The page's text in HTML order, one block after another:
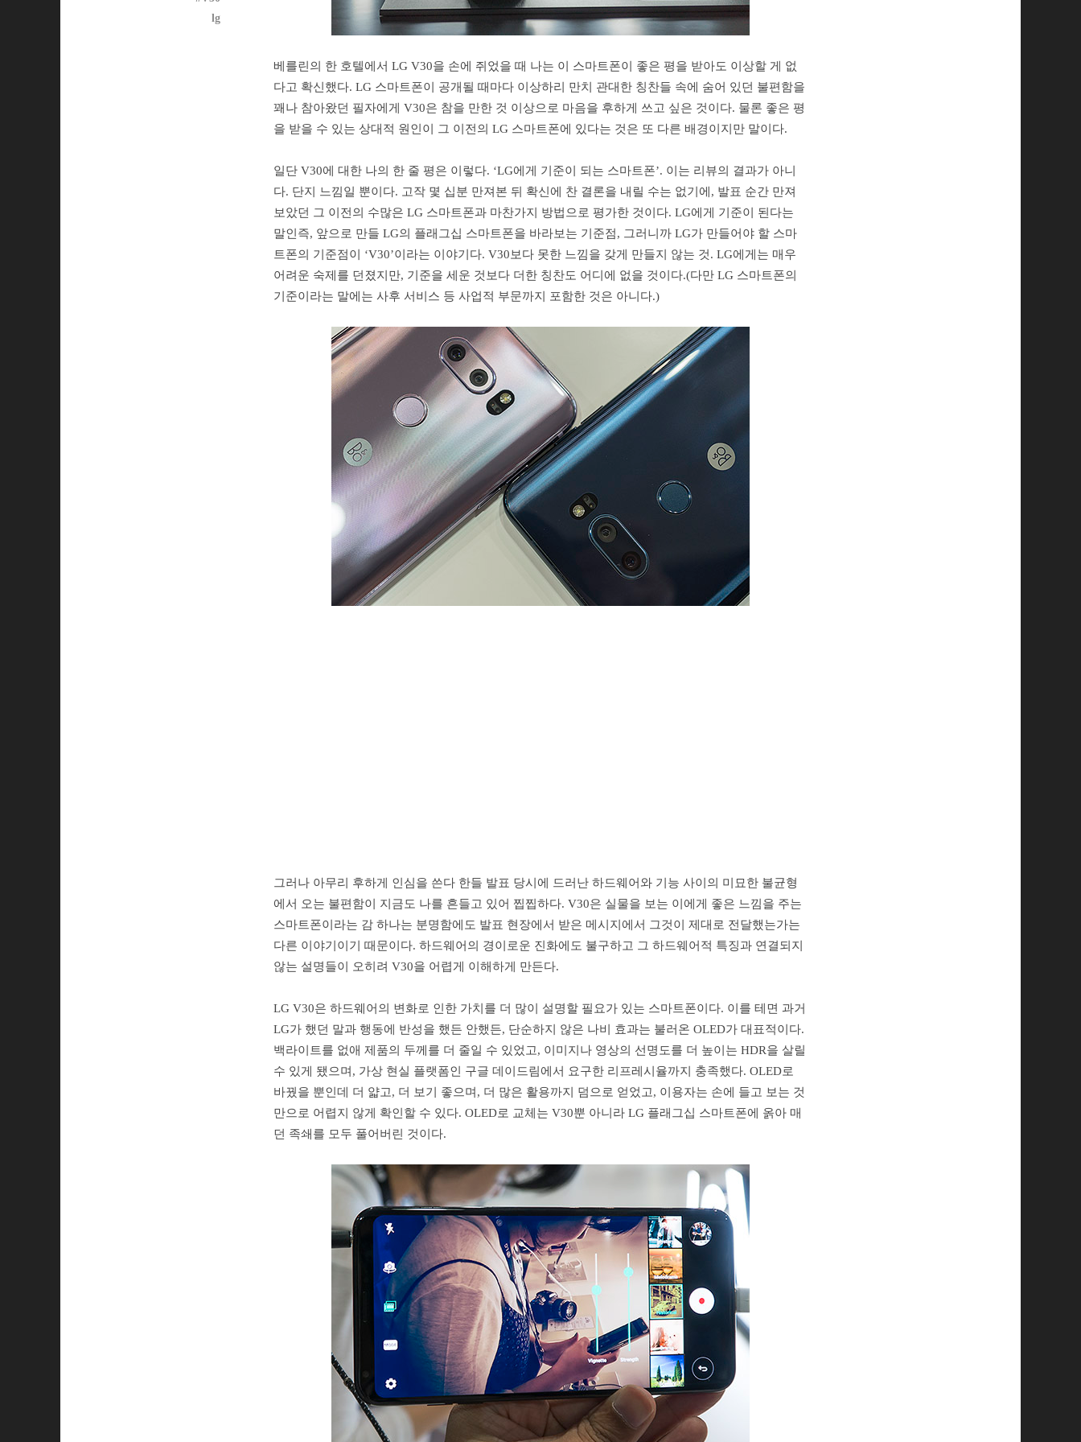
베를린의 한 호텔에서 LG V30을 손에 쥐었을 때 나는 이 스마트폰이 좋은 평을 받아도 이상할 게 없
다고 확신했다. LG 스마트폰이 공개될 때마다 이상하리 만치 관대한 칭찬들 속에 숨어 있던 불편함을
꽤나 참아왔던 필자에게 V30은 참을 만한 것 이상으로 마음을 후하게 쓰고 싶은 것이다. 물론 좋은 평
을 받을 수 있는 상대적 원인이 그 이전의 LG 스마트폰에 있다는 것은 또 다른 배경이지만 말이다.
일단 V30에 대한 나의 한 줄 평은 이렇다. ‘LG에게 기준이 되는 스마트폰’. 이는 리뷰의 결과가 아니
다. 단지 느낌일 뿐이다. 고작 몇 십분 만져본 뒤 확신에 찬 결론을 내릴 수는 없기에, 발표 순간 만져
보았던 그 이전의 수많은 LG 스마트폰과 마찬가지 방법으로 평가한 것이다. LG에게 기준이 된다는
말인즉, 앞으로 만들 LG의 플래그십 스마트폰을 바라보는 기준점, 그러니까 LG가 만들어야 할 스마
트폰의 기준점이 ‘V30’이라는 이야기다. V30보다 못한 느낌을 갖게 만들지 않는 것. LG에게는 매우
어려운 숙제를 던졌지만, 기준을 세운 것보다 더한 칭찬도 어디에 없을 것이다.(다만 LG 스마트폰의
기준이라는 말에는 사후 서비스 등 사업적 부문까지 포함한 것은 아니다.)
그러나 아무리 후하게 인심을 쓴다 한들 발표 당시에 드러난 하드웨어와 기능 사이의 미묘한 불균형
에서 오는 불편함이 지금도 나를 흔들고 있어 찝찝하다. V30은 실물을 보는 이에게 좋은 느낌을 주는
스마트폰이라는 감 하나는 분명함에도 발표 현장에서 받은 메시지에서 그것이 제대로 전달했는가는
다른 이야기이기 때문이다. 하드웨어의 경이로운 진화에도 불구하고 그 하드웨어적 특징과 연결되지
않는 설명들이 오히려 V30을 어렵게 이해하게 만든다.
LG V30은 하드웨어의 변화로 인한 가치를 더 많이 설명할 필요가 있는 스마트폰이다. 이를 테면 과거
LG가 했던 말과 행동에 반성을 했든 안했든, 단순하지 않은 나비 효과는 불러온 OLED가 대표적이다.
백라이트를 없애 제품의 두께를 더 줄일 수 있었고, 이미지나 영상의 선명도를 더 높이는 HDR을 살릴
수 있게 됐으며, 가상 현실 플랫폼인 구글 데이드림에서 요구한 리프레시율까지 충족했다. OLED로
바꿨을 뿐인데 더 얇고, 더 보기 좋으며, 더 많은 활용까지 덤으로 얻었고, 이용자는 손에 들고 보는 것
만으로 어렵지 않게 확인할 수 있다. OLED로 교체는 V30뿐 아니라 LG 플래그십 스마트폰에 옭아 매
던 족쇄를 모두 풀어버린 것이다.
lg